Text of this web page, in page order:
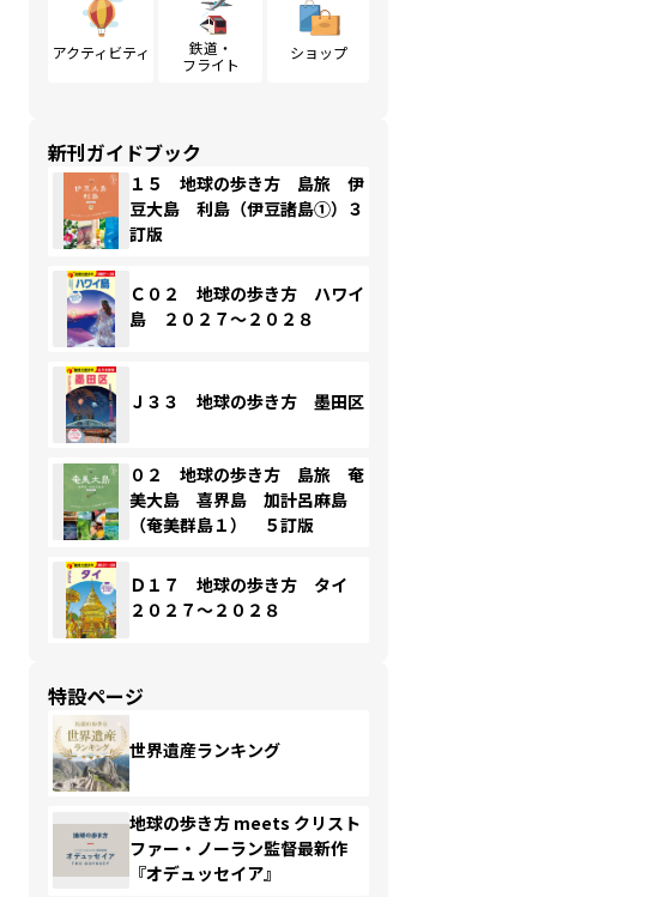
アクティビティ
鉄道・
フライト
ショップ
新刊ガイドブック
１５ 地球の歩き方 島旅 伊
豆大島 利島（伊豆諸島①）３
訂版
Ｃ０２ 地球の歩き方 ハワイ
島 ２０２７～２０２８
Ｊ３３ 地球の歩き方 墨田区
０２ 地球の歩き方 島旅 奄
美大島 喜界島 加計呂麻島
（奄美群島１） ５訂版
Ｄ１７ 地球の歩き方 タイ
２０２７～２０２８
特設ページ
世界遺産ランキング
地球の歩き方 meets クリスト
ファー・ノーラン監督最新作
『オデュッセイア』